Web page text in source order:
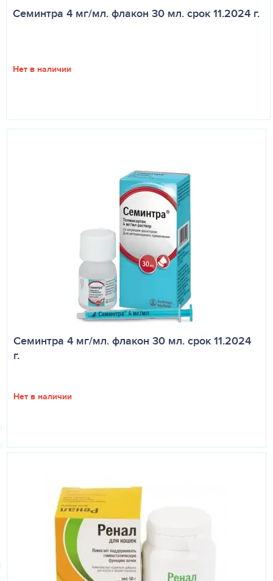
Семинтра 4 мг/мл. флакон 30 мл. срок 11.2024 г.
Нет в наличии
Семинтра 4 мг/мл. флакон 30 мл. срок 11.2024
г.
Нет в наличии